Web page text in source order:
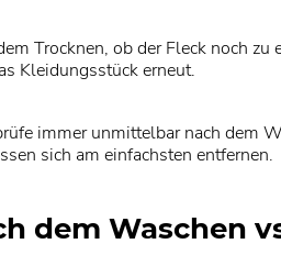
Trocknen, ob der Fleck noch
Kleidungsstück erneut.
immer unmittelbar nach dem
sich am einfachsten entfernen.
dem Waschen